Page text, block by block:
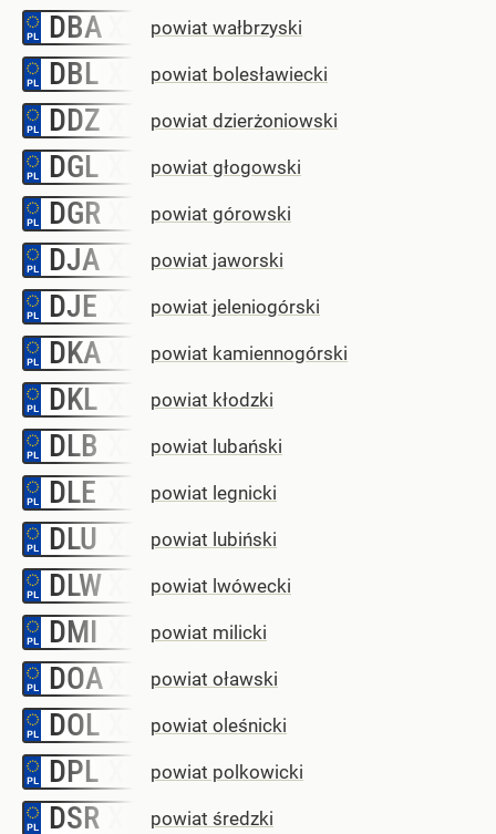
DBA powiat wałbrzyski
DBL powiat bolesławiecki
DDZ powiat dzierżoniowski
DGL powiat głogowski
DGR powiat górowski
DJA powiat jaworski
DJE powiat jeleniogórski
DKA powiat kamiennogórski
DKL powiat kłodzki
DLB powiat lubański
DLE powiat legnicki
DLU powiat lubiński
DLW powiat lwówecki
DMI powiat milicki
DOA powiat oławski
DOL powiat oleśnicki
DPL powiat polkowicki
DSR powiat średzki